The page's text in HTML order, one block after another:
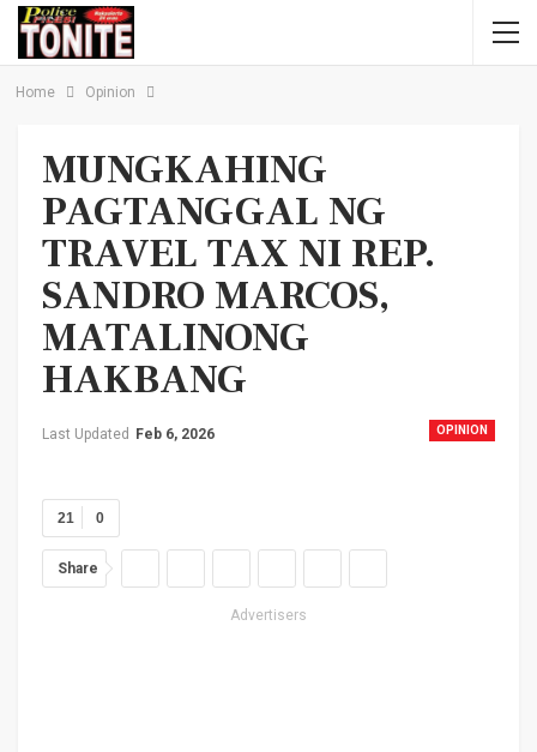
Home Opinion
MUNGKAHING
PAGTANGGAL NG
TRAVEL TAX NI REP.
SANDRO MARCOS,
MATALINONG
HAKBANG
OPINION
Last Updated Feb 6, 2026
0
21
Share
Advertisers